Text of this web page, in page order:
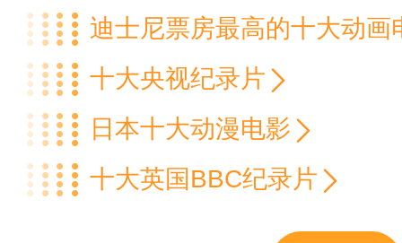
迪士尼票房最高的十大动画
十大央视纪录片
日本十大动漫电影
十大英国BBC纪录片